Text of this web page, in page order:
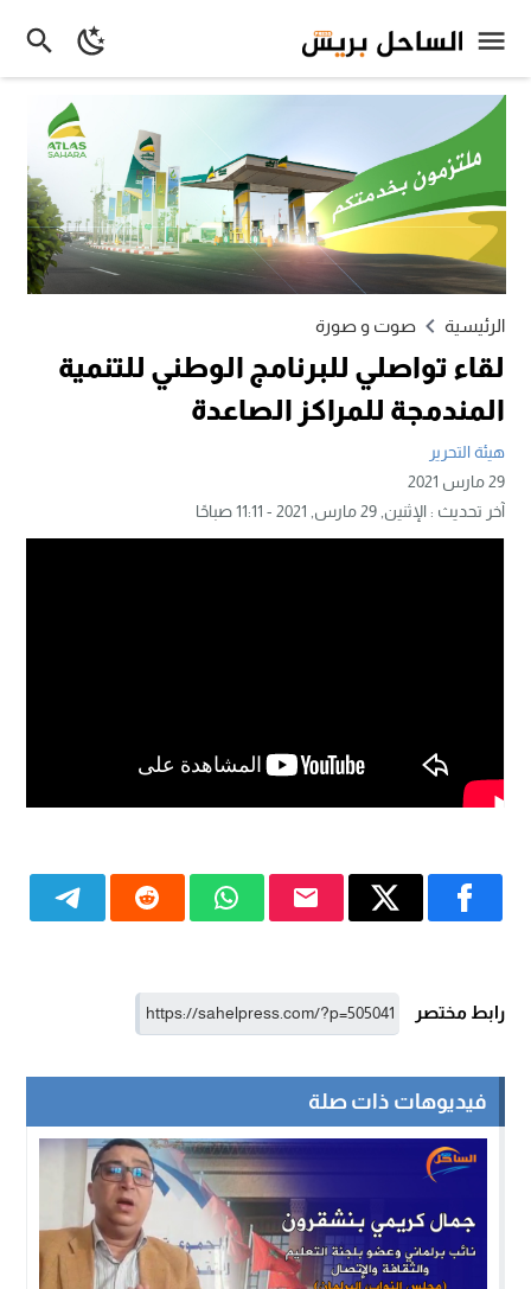
الرئيسية صوت و صورة
لقاء تواصلي للبرنامج الوطني للتنمية
المندمجة للمراكز الصاعدة
هيئة التحرير
29 مارس 2021
آخر تحديث :الإثنين, 29 مارس, 2021 - 11:11 صباحًا
رابط مختصر
فيديوهات ذات صلة